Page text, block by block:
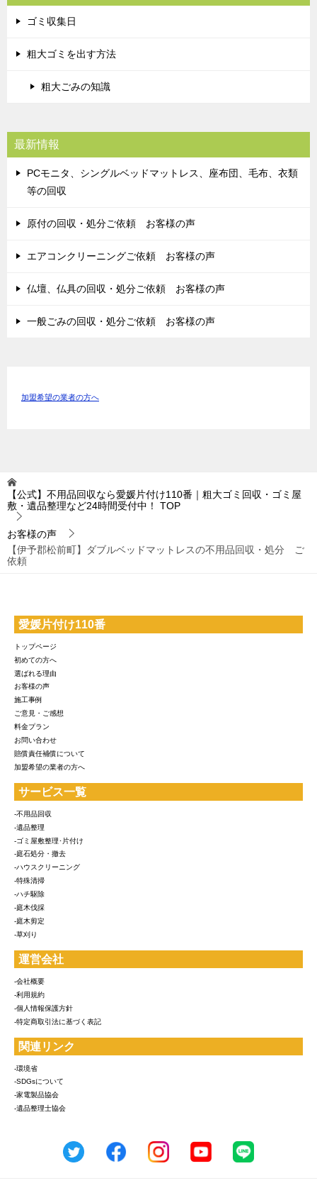
ゴミ収集日
粗大ゴミを出す方法
粗大ごみの知識
最新情報
PCモニタ、シングルベッドマットレス、座布団、毛布、衣類
等の回収
原付の回収・処分ご依頼 お客様の声
エアコンクリーニングご依頼 お客様の声
仏壇、仏具の回収・処分ご依頼 お客様の声
一般ごみの回収・処分ご依頼 お客様の声
加盟希望の業者の方へ
【公式】不用品回収なら愛媛片付け110番｜粗大ゴミ回収・ゴミ屋
敷・遺品整理など24時間受付中！
TOP
お客様の声
【伊予郡松前町】ダブルベッドマットレスの不用品回収・処分 ご
依頼
愛媛片付け110番
トップページ
初めての方へ
選ばれる理由
お客様の声
施工事例
ご意見・ご感想
料金プラン
お問い合わせ
賠償責任補償について
加盟希望の業者の方へ
サービス一覧
-不用品回収
-遺品整理
-ゴミ屋敷整理･片付け
-庭石処分・撤去
-ハウスクリーニング
-特殊清掃
-ハチ駆除
-庭木伐採
-庭木剪定
-草刈り
運営会社
-会社概要
-利用規約
-個人情報保護方針
-特定商取引法に基づく表記
関連リンク
-環境省
-SDGsについて
-家電製品協会
-遺品整理士協会